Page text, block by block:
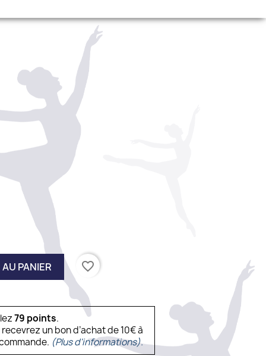
PANIER favorite_border
79 points.
un bon d’achat de 10€ à
(Plus d'informations).